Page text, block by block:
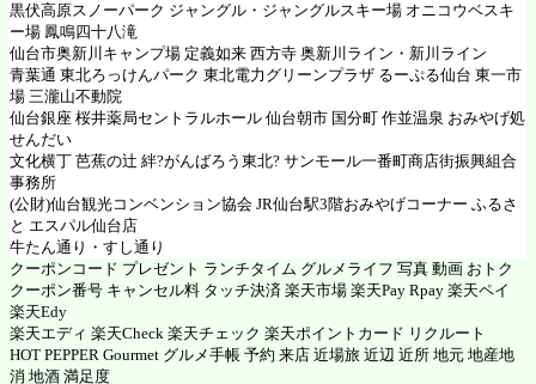
黒伏高原スノーパーク ジャングル・ジャングルスキー場 オニコウベスキ
ー場 鳳鳴四十八滝
仙台市奥新川キャンプ場 定義如来 西方寺 奥新川ライン・新川ライン
青葉通 東北ろっけんパーク 東北電力グリーンプラザ るーぷる仙台 東一市
場 三瀧山不動院
仙台銀座 桜井薬局セントラルホール 仙台朝市 国分町 作並温泉 おみやげ処
せんだい
文化横丁 芭蕉の辻 絆?がんばろう東北? サンモール一番町商店街振興組合
事務所
(公財)仙台観光コンベンション協会 JR仙台駅3階おみやげコーナー ふるさ
と エスパル仙台店
牛たん通り・すし通り
クーポンコード プレゼント ランチタイム グルメライフ 写真 動画 おトク
クーポン番号 キャンセル料 タッチ決済 楽天市場 楽天Pay Rpay 楽天ペイ
楽天Edy
楽天エディ 楽天Check 楽天チェック 楽天ポイントカード リクルート
HOT PEPPER Gourmet グルメ手帳 予約 来店 近場旅 近辺 近所 地元 地産地
消 地酒 満足度